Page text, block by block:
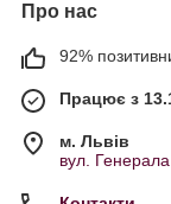
Про нас
92%
Працює з
м. Львів
вул.